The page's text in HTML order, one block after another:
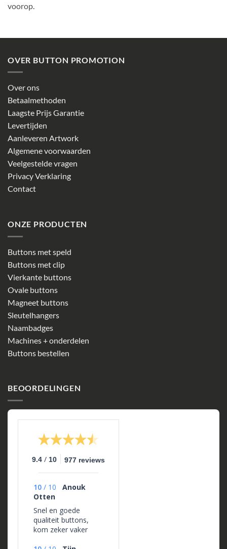
voorop.
OVER BUTTON PROMOTION
Over ons
Betaalmethoden
Laagste Prijs Garantie
Levertijden
Aanleveren Artwork
Algemene voorwaarden
Veelgestelde vragen
Privacy Verklaring
Contact
ONZE PRODUCTEN
Buttons met speld
Buttons met clip
Vierkante buttons
Ovale buttons
Magneet buttons
Sleutelhangers
Naambadges
Machines + onderdelen
Buttons bestellen
BEOORDELINGEN
9.4 / 10 977 reviews
10 / 10
Anouk
Otten
Snel en goede
qualiteit buttons,
kom zeker vaker